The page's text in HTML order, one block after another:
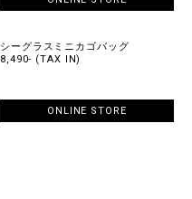
シーグラスミニカゴバッグ
8,490- (TAX IN)
ONLINE STORE